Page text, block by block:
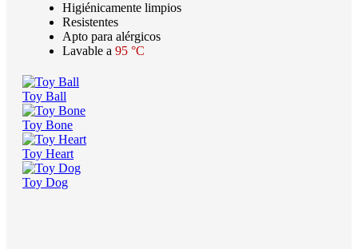
Higiénicamente limpios
Resistentes
Apto para alérgicos
Lavable a 95 °C
Toy Ball
Toy Bone
Toy Heart
Toy Dog